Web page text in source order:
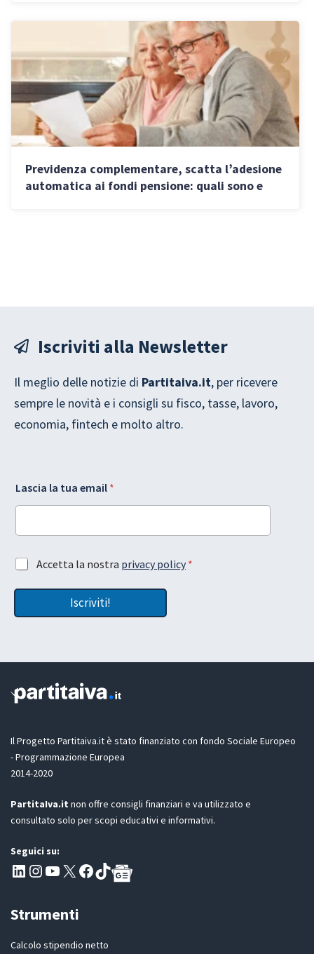
Previdenza complementare, scatta l’adesione
automatica ai fondi pensione: quali sono e
Iscriviti alla Newsletter
Il meglio delle notizie di Partitaiva.it, per ricevere
sempre le novità e i consigli su fisco, tasse, lavoro,
economia, fintech e molto altro.
a
G
P
e
m
Lascia la tua email *
m
i
L
c
a
e
i
l
A
c
t
n
D
R
*
Accetta la nostra privacy policy *
Iscriviti!
Il Progetto Partitaiva.it è stato finanziato con fondo Sociale Europeo
- Programmazione Europea
2014-2020
PartitaIva.it non offre consigli finanziari e va utilizzato e
consultato solo per scopi educativi e informativi.
Seguici su:
Pagina LinkedIn PartitaIva
Instagram
Canale YouTube Evoluzione - Partitaiva.it
X Segui PartitaIva su Facebook
TikTok
Strumenti
Calcolo stipendio netto